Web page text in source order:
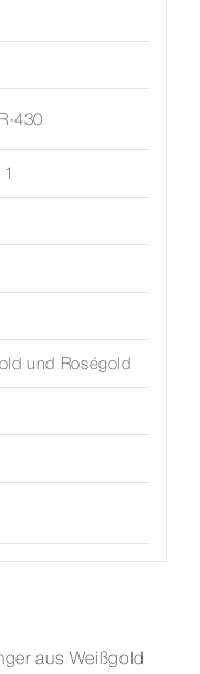
430
und Roségold
aus Weißgold